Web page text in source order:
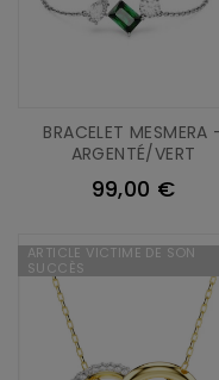
BRACELET MESMERA
ARGENTÉ/VERT
99,00 €
ARTICLE VICTIME DE SON
SUCCÈS